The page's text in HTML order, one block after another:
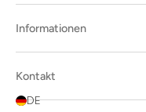
30
Informationen
Kontakt
DE